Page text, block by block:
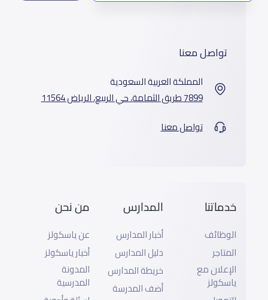
تواصل معنا
المملكة العربية السعودية
7899 طريق الثمامة، حي الربيع، الرياض 11564
تواصل معنا
خدماتنا
الوظائف
المتاجر
الإعلان مع
ياسكولز
المدارس
أخبار المدارس
دليل المدارس
خريطة المدارس
أضف المدرسة
من نحن
عن ياسكولز
أخبار ياسكولز
المدونة
المدرسية